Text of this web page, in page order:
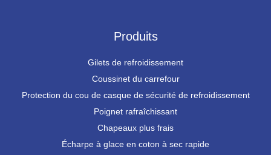
Produits
Gilets de refroidissement
Coussinet du carrefour
Protection du cou de casque de sécurité de refroidissement
Poignet rafraîchissant
Chapeaux plus frais
Écharpe à glace en coton à sec rapide